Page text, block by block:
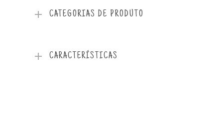
CATEGORIAS DE PRODUTO
CARACTERÍSTICAS